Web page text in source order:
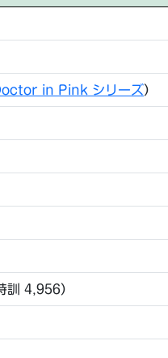
in Pink シリーズ）
4,956）